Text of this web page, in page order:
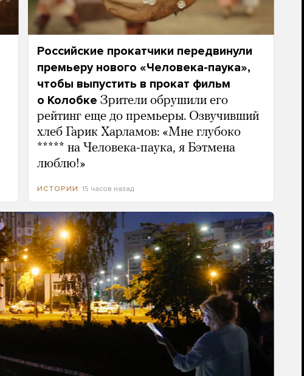
Российские прокатчики передвинули
премьеру нового «Человека-паука»,
чтобы выпустить в прокат фильм
о Колобке Зрители обрушили его
рейтинг еще до премьеры. Озвучивший
хлеб Гарик Харламов: «Мне глубоко
***** на Человека-паука, я Бэтмена
люблю!»
ИСТОРИИ 15 часов назад